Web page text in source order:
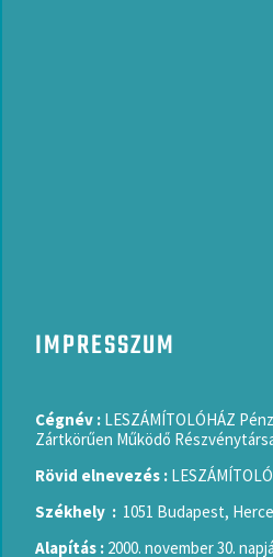
IMPRESSZUM
Cégnév : LESZÁMÍTOLÓHÁZ
Zártkörűen Működő
Rövid elnevezés :
Székhely : 1051 Budapest,
Alapítás : 2000. november 30.